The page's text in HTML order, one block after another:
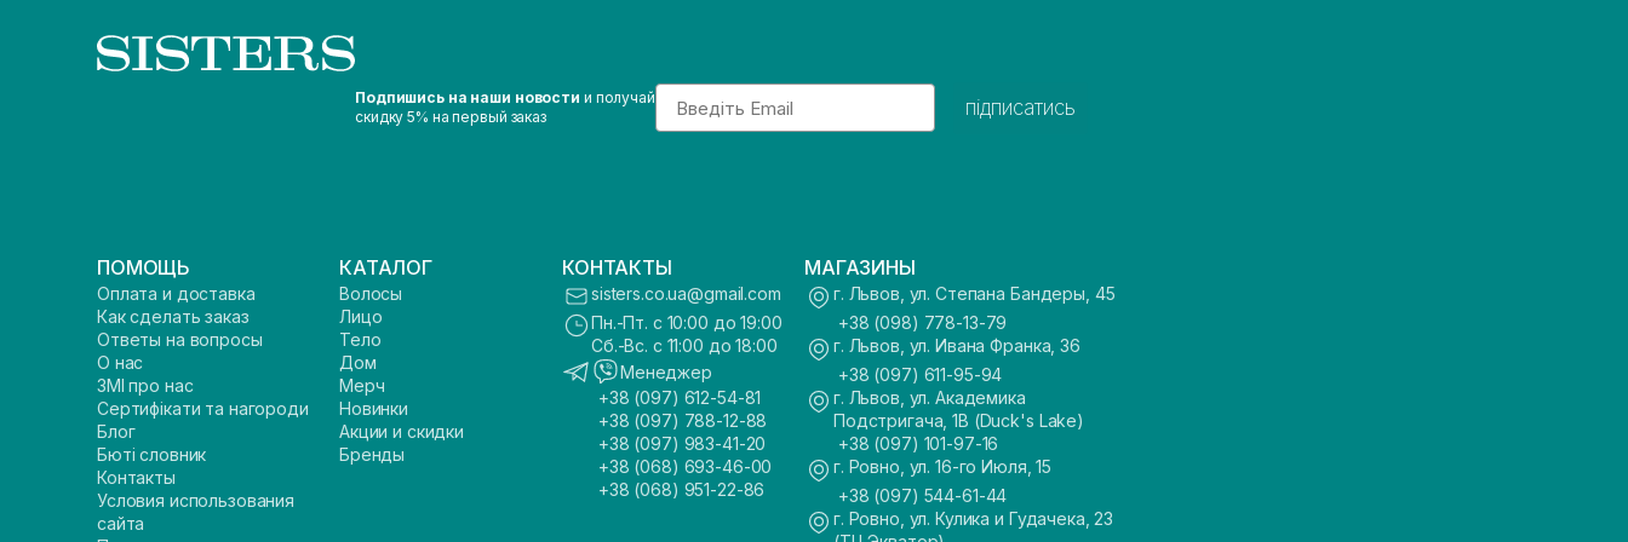
Подпишись на наши новости и получай
скидку 5% на первый заказ
Email
підписатись
ПОМОЩЬ
Оплата и доставка
Как сделать заказ
Ответы на вопросы
О нас
ЗМІ про нас
Сертифікати та нагороди
Блог
Бюті словник
Контакты
Условия использования
сайта
КАТАЛОГ
Волосы
Лицо
Тело
Дом
Мерч
Новинки
Акции и скидки
Бренды
КОНТАКТЫ
sisters.co.ua@gmail.com
Пн.-Пт. с 10:00 до 19:00
Сб.-Вс. с 11:00 до 18:00
Менеджер
+38 (097) 612-54-81
+38 (097) 788-12-88
+38 (097) 983-41-20
+38 (068) 693-46-00
+38 (068) 951-22-86
МАГАЗИНЫ
г. Львов, ул. Степана Бандеры, 45
+38 (098) 778-13-79
г. Львов, ул. Ивана Франка, 36
+38 (097) 611-95-94
г. Львов, ул. Академика
Подстригача, 1В (Duck's Lake)
+38 (097) 101-97-16
г. Ровно, ул. 16-го Июля, 15
+38 (097) 544-61-44
г. Ровно, ул. Кулика и Гудачека, 23